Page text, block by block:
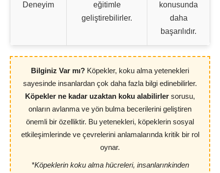
Deneyim
eğitimle
geliştirebilirler.
konusunda
daha
başarılıdır.
Bilginiz Var mı? Köpekler, koku alma yetenekleri
sayesinde insanlardan çok daha fazla bilgi edinebilirler.
Köpekler ne kadar uzaktan koku alabilirler sorusu,
onların avlanma ve yön bulma becerilerini geliştiren
önemli bir özelliktir. Bu yetenekleri, köpeklerin sosyal
etkileşimlerinde ve çevrelerini anlamalarında kritik bir rol
oynar.
*Köpeklerin koku alma hücreleri, insanlarınkinden